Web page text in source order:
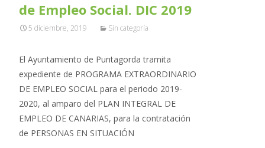
de Empleo Social. DIC 2019
5 diciembre, 2019 Sin categoría
El Ayuntamiento de Puntagorda tramita
expediente de PROGRAMA EXTRAORDINARIO
DE EMPLEO SOCIAL para el periodo 2019-
2020, al amparo del PLAN INTEGRAL DE
EMPLEO DE CANARIAS, para la contratación
de PERSONAS EN SITUACIÓN